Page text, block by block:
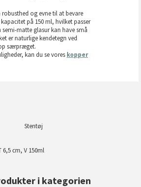
og evne til at bevare
på 150 ml, hvilket passer
semi-matte glasur kan have små
er naturlige kendetegn ved
særpræget.
kan du se vores kopper
Stentøj
6,5 cm, V 150ml
i kategorien